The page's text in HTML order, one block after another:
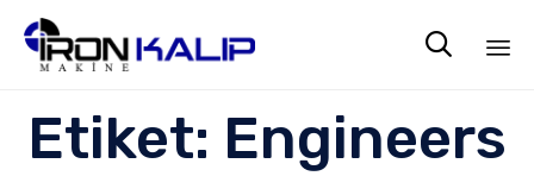

Etiket: Engineers